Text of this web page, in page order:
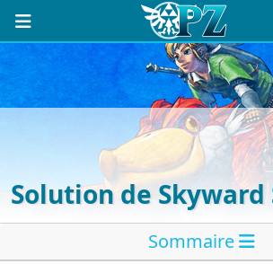
Solution de Skyward
Sommaire